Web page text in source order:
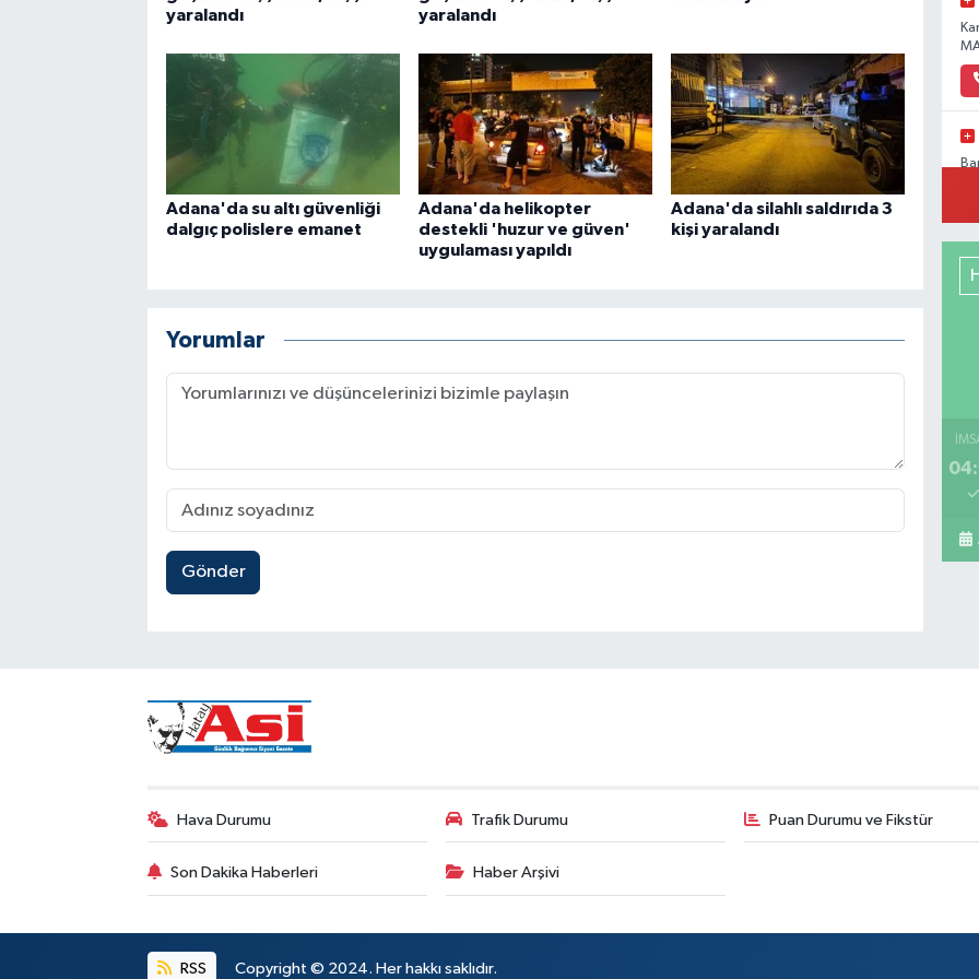
yaralandı
yaralandı
Adana'da su altı güvenliği
dalgıç polislere emanet
Adana'da helikopter
destekli 'huzur ve güven'
uygulaması yapıldı
Adana'da silahlı saldırıda 3
kişi yaralandı
Yorumlar
Gönder
A
Hava Durumu Trafik Durumu Puan Durumu ve Fikstür
Son Dakika Haberleri Haber Arşivi
RSS Copyright © 2024. Her hakkı saklıdır.